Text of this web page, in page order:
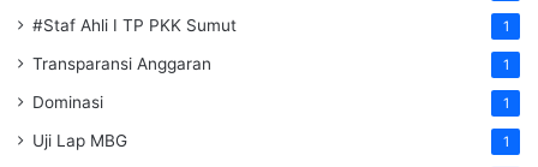
#Staf Ahli I TP PKK Sumut 1
Transparansi Anggaran 1
Dominasi 1
Uji Lap MBG 1